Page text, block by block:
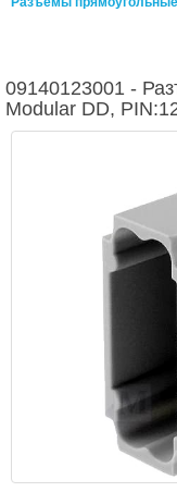
09140123001 -
Modular DD,